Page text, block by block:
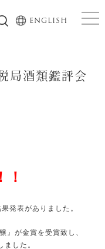
ENGLISH
局酒類鑑評会
！
発表がありました。
』が金賞を受賞致し、
ました。